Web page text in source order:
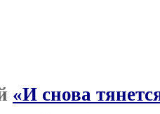
«И снова